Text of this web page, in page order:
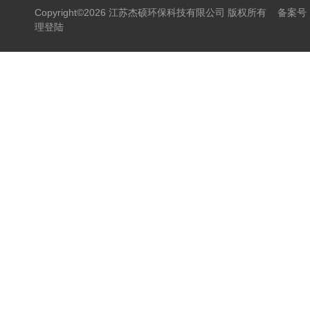
Copyright©2026 江苏杰硕环保科技有限公司 版权所有 备案号
理登陆